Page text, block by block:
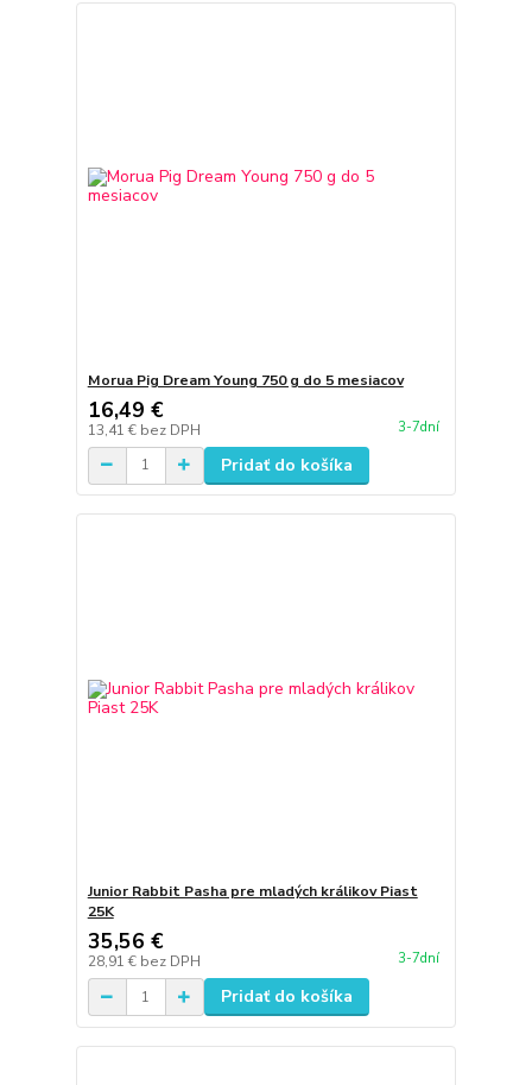
Morua Pig Dream Young 750 g do 5 mesiacov
16,49 €
13,41 € bez DPH 3-7dní
Pridať do košíka
Junior Rabbit Pasha pre mladých králikov Piast
25K
35,56 €
28,91 € bez DPH 3-7dní
Pridať do košíka